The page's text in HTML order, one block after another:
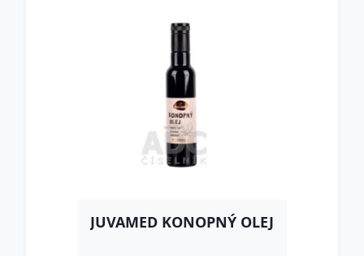
JUVAMED KONOPNÝ OLEJ